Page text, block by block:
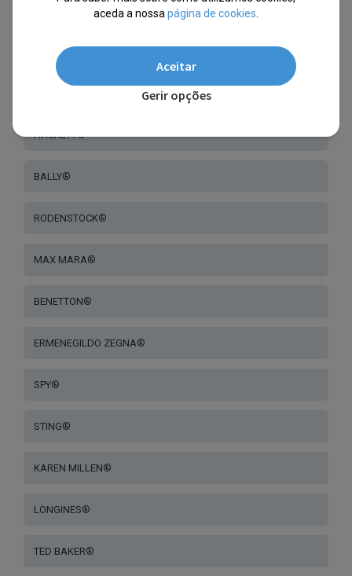
SCOTCH & SODA®
GOODBYE, RITA®
HACKETT®
BALLY®
RODENSTOCK®
MAX MARA®
BENETTON®
ERMENEGILDO ZEGNA®
SPY®
STING®
KAREN MILLEN®
LONGINES®
TED BAKER®
aceda a nossa página de cookies
Aceitar
Gerir opções